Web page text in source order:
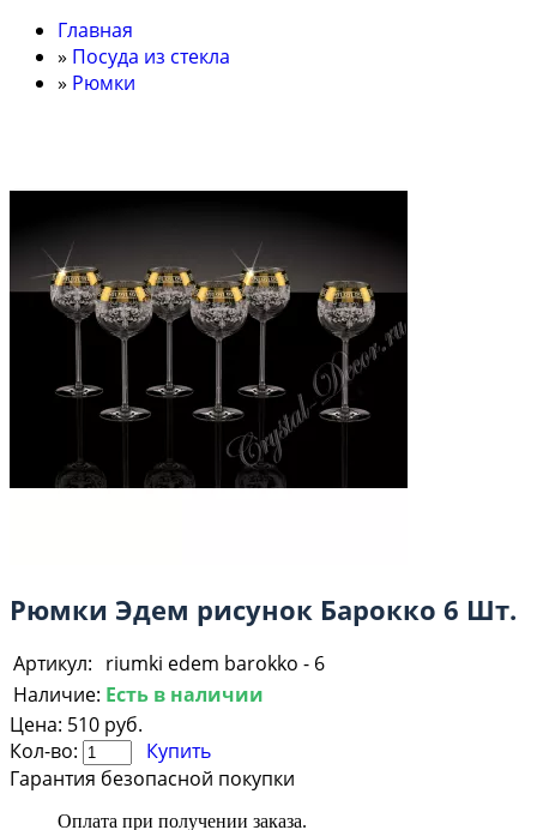
Главная
» Посуда из стекла
» Рюмки
Рюмки Эдем рисунок Барокко 6 Шт.
Артикул: riumki edem barokko - 6
Наличие: Есть в наличии
Цена: 510 руб.
Кол-во:
Купить
Гарантия безопасной покупки
Оплата при получении заказа.